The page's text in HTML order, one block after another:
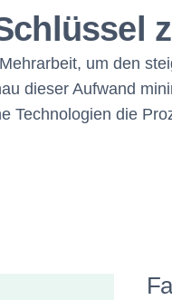
um den
dieser Aufwand
Technologien die